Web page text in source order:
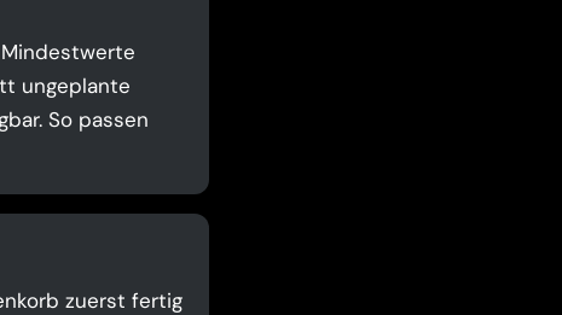
ungeplante
So passen
zuerst fertig